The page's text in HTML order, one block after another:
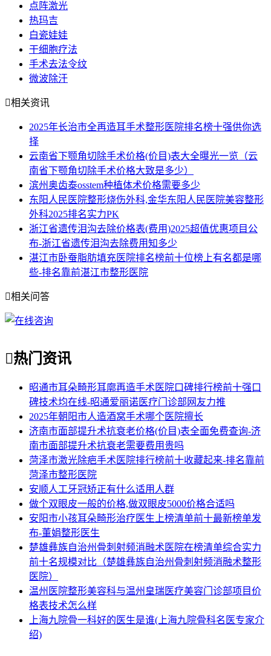
点阵激光
热玛吉
白瓷娃娃
干细胞疗法
手术去法令纹
微波除汗
相关资讯
2025年长治市全再造耳手术整形医院排名榜十强供你选
择
云南省下颚角切除手术价格(价目)表大全曝光一览（云
南省下颚角切除手术价格大致是多少）
滨州奥齿泰osstem种植体术价格需要多少
东阳人民医院整形烧伤外科,金华东阳人民医院美容整形
外科2025排名实力PK
浙江省遗传泪沟去除价格表(费用)2025超值优惠项目公
布-浙江省遗传泪沟去除费用知多少
湛江市卧蚕脂肪填充医院排名榜前十位榜上有名都是哪
些-排名靠前湛江市整形医院
相关问答
热门资讯
昭通市耳朵畸形耳廓再造手术医院口碑排行榜前十强口
碑技术均在线-昭通爱丽诺医疗门诊部网友力推
2025年朝阳市人造酒窝手术哪个医院擅长
济南市面部提升术抗衰老价格(价目)表全面免费查询-济
南市面部提升术抗衰老需要费用贵吗
菏泽市激光除疤手术医院排行榜前十收藏起来-排名靠前
菏泽市整形医院
安顺人工牙冠矫正有什么适用人群
做个双眼皮一般的价格,做双眼皮5000价格合适吗
安阳市小孩耳朵畸形治疗医生上榜清单前十最新榜单发
布-董娟整形医生
楚雄彝族自治州骨刺射频消融术医院在榜清单综合实力
前十名规模对比（楚雄彝族自治州骨刺射频消融术整形
医院）
温州医院整形美容科与温州皇瑞医疗美容门诊部项目价
格表技术怎么样
上海九院骨一科好的医生是谁(上海九院骨科名医专家介
绍)